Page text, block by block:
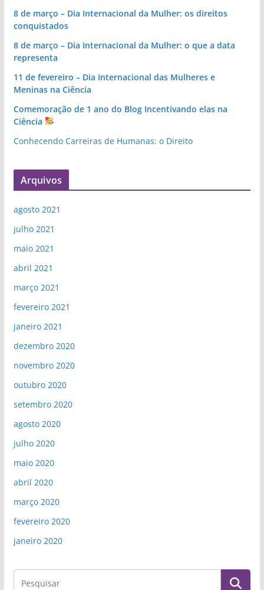
8 de março – Dia Internacional da Mulher: os direitos
conquistados
8 de março – Dia Internacional da Mulher: o que a data
representa
11 de fevereiro – Dia Internacional das Mulheres e
Meninas na Ciência
Comemoração de 1 ano do Blog Incentivando elas na
Ciência
Conhecendo Carreiras de Humanas: o Direito
Arquivos
agosto 2021
julho 2021
maio 2021
abril 2021
março 2021
fevereiro 2021
janeiro 2021
dezembro 2020
novembro 2020
outubro 2020
setembro 2020
agosto 2020
julho 2020
maio 2020
abril 2020
março 2020
fevereiro 2020
janeiro 2020